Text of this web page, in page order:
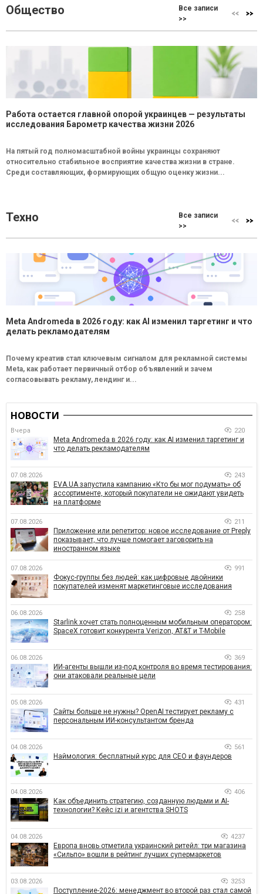
Общество
Все записи
>>
Работа остается главной опорой украинцев — результаты
исследования Барометр качества жизни 2026
На пятый год полномасштабной войны украинцы сохраняют
относительно стабильное восприятие качества жизни в стране.
Среди составляющих, формирующих общую оценку жизни...
Техно
Все записи
>>
Meta Andromeda в 2026 году: как AI изменил таргетинг и что
делать рекламодателям
Почему креатив стал ключевым сигналом для рекламной системы
Meta, как работает первичный отбор объявлений и зачем
согласовывать рекламу, лендинг и...
НОВОСТИ
Вчера 220
Meta Andromeda в 2026 году: как AI изменил таргетинг и
что делать рекламодателям
07.08.2026 243
EVA.UA запустила кампанию «Кто бы мог подумать» об
ассортименте, который покупатели не ожидают увидеть
на платформе
07.08.2026 211
Приложение или репетитор: новое исследование от Preply
показывает, что лучше помогает заговорить на
иностранном языке
07.08.2026 991
Фокус-группы без людей: как цифровые двойники
покупателей изменят маркетинговые исследования
06.08.2026 258
Starlink хочет стать полноценным мобильным оператором:
SpaceX готовит конкурента Verizon, AT&T и T-Mobile
06.08.2026 369
ИИ-агенты вышли из-под контроля во время тестирования:
они атаковали реальные цели
05.08.2026 431
Сайты больше не нужны? OpenAI тестирует рекламу с
персональным ИИ-консультантом бренда
04.08.2026 561
Наймология: бесплатный курс для CEO и фаундеров
04.08.2026 406
Как объединить стратегию, созданную людьми и AI-
технологии? Кейс izi и агентства SHOTS
04.08.2026 4237
Европа вновь отметила украинский ритейл: три магазина
«Сильпо» вошли в рейтинг лучших супермаркетов
03.08.2026 3253
Поступление-2026: менеджмент во второй раз стал самой